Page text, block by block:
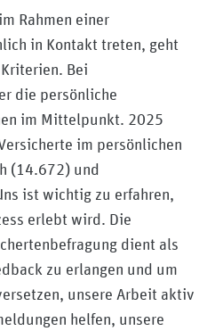
Rahmen einer
in Kontakt treten, geht
Bei
die persönliche
im Mittelpunkt. 2025
im persönlichen
(14.672) und
ist wichtig zu erfahren,
erlebt wird. Die
dient als
zu erlangen und um
unsere Arbeit aktiv
helfen, unsere